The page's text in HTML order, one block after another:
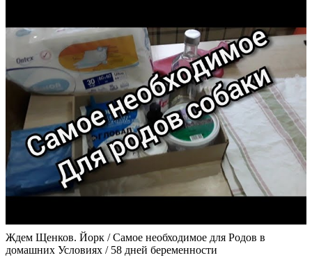
Ждем Щенков. Йорк / Самое необходимое для Родов в
домашних Условиях / 58 дней беременности